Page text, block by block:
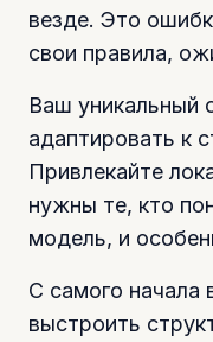
везде. Это
свои правила,
Ваш уникальный
адаптировать к
Привлекайте
нужны те, кто
модель, и
С самого начала
выстроить